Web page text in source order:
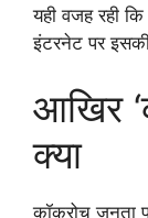
यही वजह रही
इंटरनेट पर
आखिर
क्या
कॉकरोच जनता